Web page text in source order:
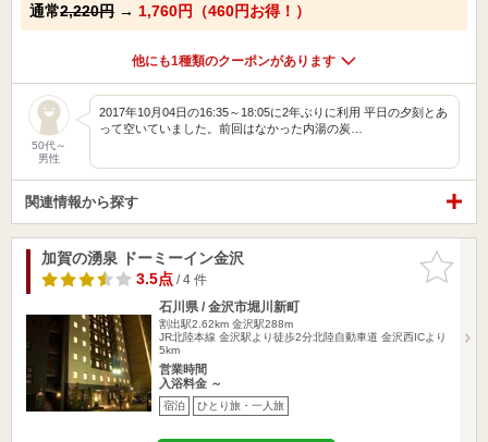
通常2,220円 → 1,760円（460円お得！）
他にも1種類のクーポンがあります
50代～
男性
2017年10月04日の16:35～18:05に2年ぶりに利用 平日の夕刻とあ
って空いていました。前回はなかった内湯の炭…
関連情報から探す
お気に入
りに追加
加賀の湧泉 ドーミーイン金沢
3.5点/ 4 件
石川県 / 金沢市堀川新町
割出駅2.62km 金沢駅288m
JR北陸本線 金沢駅より徒歩2分北陸自動車道 金沢西ICより
5km
営業時間
入浴料金 ～
宿泊 ひとり旅・一人旅